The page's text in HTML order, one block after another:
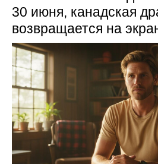
30 июня, канадская
возвращается на